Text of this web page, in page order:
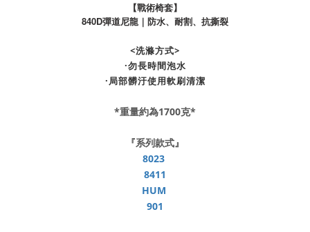
【戰術椅套】
840D彈道尼龍｜ 防水、耐割、抗撕裂
<洗滌方式>
·勿長時間泡水
·局部髒汙使用軟刷清潔
*重量約為1700克*
『系列款式』
8023
8411
HUM
901